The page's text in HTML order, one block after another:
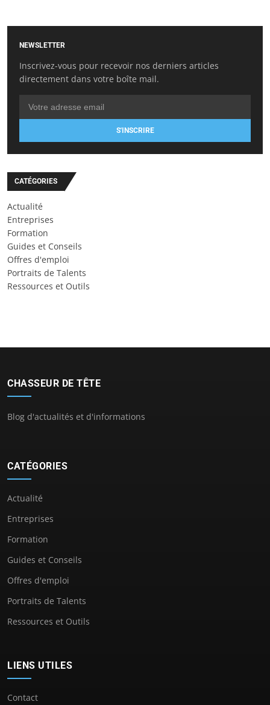
NEWSLETTER
Inscrivez-vous pour recevoir nos derniers articles
directement dans votre boîte mail.
S'INSCRIRE
CATÉGORIES
Actualité
Entreprises
Formation
Guides et Conseils
Offres d'emploi
Portraits de Talents
Ressources et Outils
CHASSEUR DE TÊTE
Blog d'actualités et d'informations
CATÉGORIES
Actualité
Entreprises
Formation
Guides et Conseils
Offres d'emploi
Portraits de Talents
Ressources et Outils
LIENS UTILES
Contact